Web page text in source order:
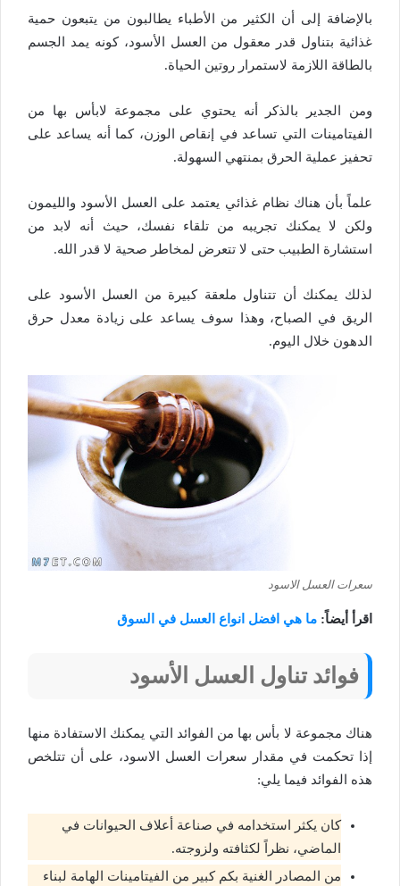
بالإضافة إلى أن الكثير من الأطباء يطالبون من يتبعون حمية
غذائية بتناول قدر معقول من العسل الأسود، كونه يمد الجسم
بالطاقة اللازمة لاستمرار روتين الحياة.
ومن الجدير بالذكر أنه يحتوي على مجموعة لابأس بها من
الفيتامينات التي تساعد في إنقاص الوزن، كما أنه يساعد على
تحفيز عملية الحرق بمنتهي السهولة.
علماً بأن هناك نظام غذائي يعتمد على العسل الأسود والليمون
ولكن لا يمكنك تجريبه من تلقاء نفسك، حيث أنه لابد من
استشارة الطبيب حتى لا تتعرض لمخاطر صحية لا قدر الله.
لذلك يمكنك أن تتناول ملعقة كبيرة من العسل الأسود على
الريق في الصباح، وهذا سوف يساعد على زيادة معدل حرق
الدهون خلال اليوم.
سعرات العسل الاسود
اقرأ أيضاً: ما هي افضل انواع العسل في السوق
فوائد تناول العسل الأسود
هناك مجموعة لا بأس بها من الفوائد التي يمكنك الاستفادة منها
إذا تحكمت في مقدار سعرات العسل الاسود، على أن تتلخص
هذه الفوائد فيما يلي:
كان يكثر استخدامه في صناعة أعلاف الحيوانات في
الماضي، نظراً لكثافته ولزوجته.
من المصادر الغنية بكم كبير من الفيتامينات الهامة لبناء